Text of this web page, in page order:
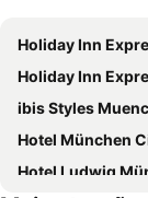
Holiday Inn Express
Holiday Inn Express
ibis Styles
Hotel München City Center
Hotel Ludwig